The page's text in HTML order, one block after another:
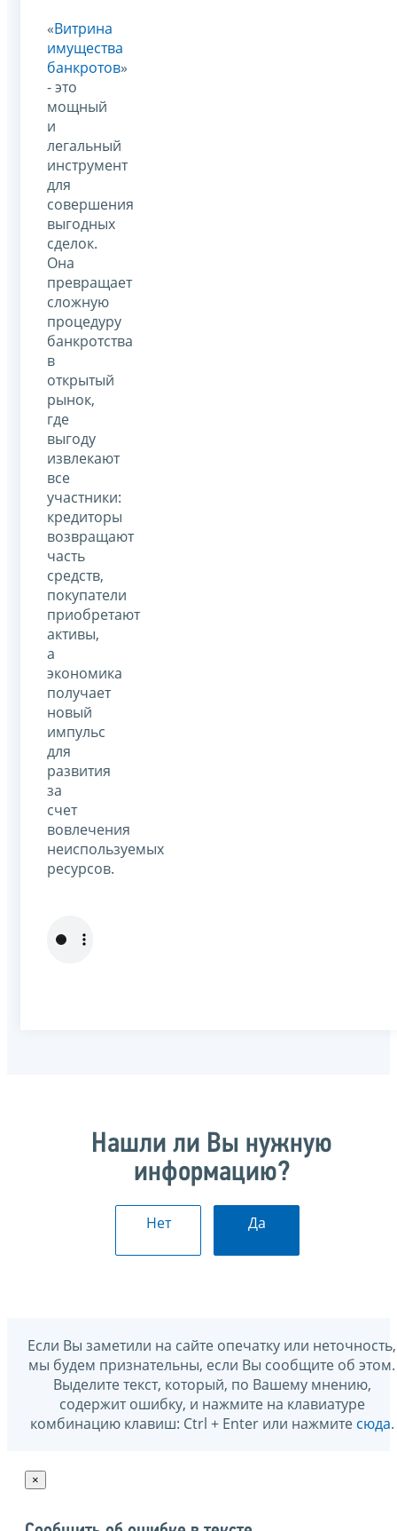
«Витрина
имущества
банкротов»
- это
мощный
и
легальный
инструмент
для
совершения
выгодных
сделок.
Она
превращает
сложную
процедуру
банкротства
в
открытый
рынок,
где
выгоду
извлекают
все
участники:
кредиторы
возвращают
часть
средств,
покупатели
приобретают
активы,
а
экономика
получает
новый
импульс
для
развития
за
счет
вовлечения
неиспользуемых
ресурсов.
Нашли ли Вы нужную
информацию?
Нет Да
Если Вы заметили на сайте опечатку или неточность,
мы будем признательны, если Вы сообщите об этом.
Выделите текст, который, по Вашему мнению,
содержит ошибку, и нажмите на клавиатуре
комбинацию клавиш: Ctrl + Enter или нажмите сюда.
×